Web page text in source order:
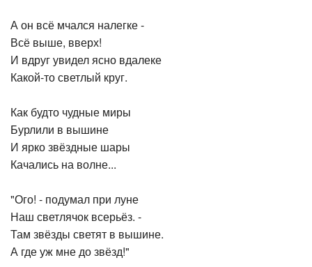
А он всё мчался налегке -
Всё выше, вверх!
И вдруг увидел ясно вдалеке
Какой-то светлый круг.
Как будто чудные миры
Бурлили в вышине
И ярко звёздные шары
Качались на волне...
"Ого! - подумал при луне
Наш светлячок всерьёз. -
Там звёзды светят в вышине.
А где уж мне до звёзд!"